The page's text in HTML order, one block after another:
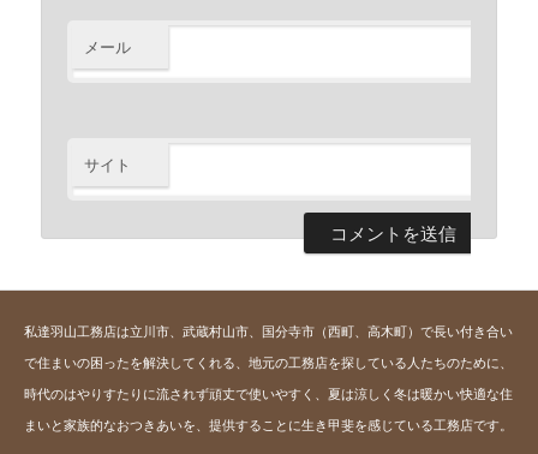
メール
サイト
私達羽山工務店は立川市、武蔵村山市、国分寺市（西町、高木町）で長い付き合い
で住まいの困ったを解決してくれる、地元の工務店を探している人たちのために、
時代のはやりすたりに流されず頑丈で使いやすく、夏は涼しく冬は暖かい快適な住
まいと家族的なおつきあいを、提供することに生き甲斐を感じている工務店です。